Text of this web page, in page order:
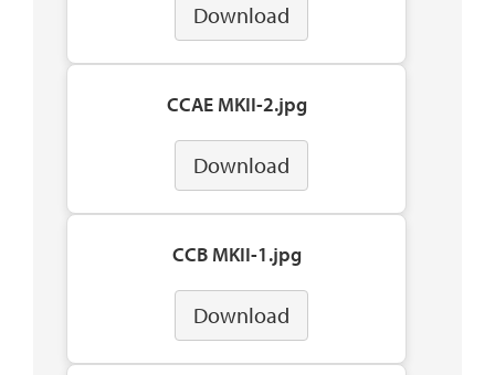
Download
CCAE MKII-2.jpg
Download
CCB MKII-1.jpg
Download